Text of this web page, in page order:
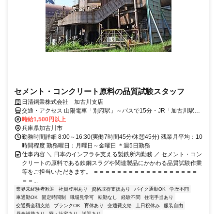
セメント・コンクリート原料の品質試験スタッフ
日清鋼業株式会社 加古川支店
交通・アクセス 山陽電車「別府駅」～バスで15分・JR「加古川駅」
～バスで20分
時給1,500円以上
兵庫県加古川市
勤務時間詳細 8:00～16:30(実働7時間45分/休憩45分) 残業月平均：10
時間程度 勤務曜日：月曜日～金曜日 ＊週5日勤務
仕事内容 ＼ 日本のインフラを支える製鉄所内勤務 ／ セメント・コン
クリートの原料である鉄鋼スラグや関連製品にかかわる品質試験作業
等をご担当いただきます。 ＝＝＝＝＝＝＝＝＝＝＝＝＝＝＝＝＝＝
＝＝...
業界未経験者歓迎 社員登用あり 資格取得支援あり バイク通勤OK
学歴不問
車通勤OK
固定時間制 職場見学可 転勤なし 経験不問
住宅手当あり
交通費全額支給
ブランクOK 育休あり 交通費支給 土日祝休み
服装自由